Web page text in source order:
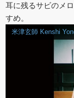
耳に残るサビのメ
すめ。
米津玄師 Kenshi